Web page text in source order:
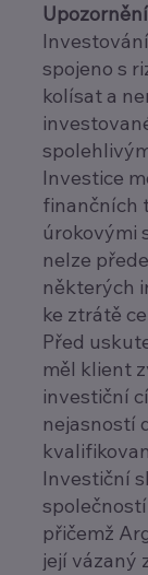
spojeno s
kolísat a
Investice
finančních
úrokovými
nelze
některých
ke ztrátě
Před
měl klient
investiční
nejasností
Investiční
společností
přičemž
její vázaný